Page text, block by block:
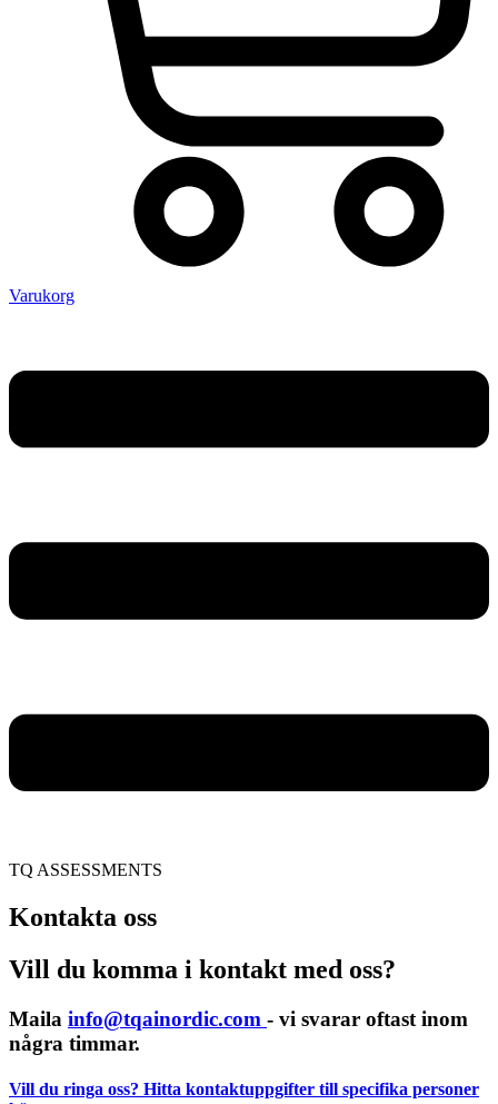
Varukorg
TQ ASSESSMENTS
Kontakta oss
Vill du komma i kontakt med oss?
Maila info@tqainordic.com - vi svarar oftast inom
några timmar.
Vill du ringa oss? Hitta kontaktuppgifter till specifika personer